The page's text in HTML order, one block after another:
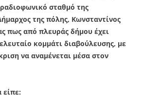
σταθμό της
της πόλης, Κωνσταντίνος
πως από πλευράς δήμου έχει
κομμάτι διαβούλευσης, με
να αναμένεται μέσα στον
είπε: